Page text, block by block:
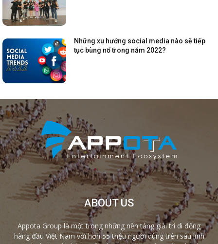
Những xu hướng social media nào sẽ tiếp
tục bùng nổ trong năm 2022?
ABOUT US
Appota Group là một trong những nền tảng giải trí di động
hàng đầu Việt Nam với hơn 55 triệu người dùng trên sáu lĩnh